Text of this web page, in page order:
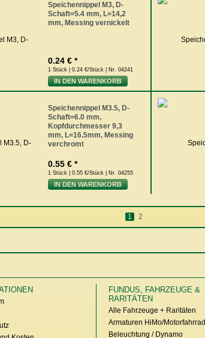
Speichennippel M3, D-
Schaft=5.4 mm, L=14,2
mm, Messing vernickelt
0.24 € *
1 Stück | 0.24 €/Stück | Nr. 04241
IN DEN WARENKORB
Speichennippel M3.5, D-
Schaft=6.0 mm,
Kopfdurchmesser 9,3
mm, L=16.5mm, Messing
verchromt
0.55 € *
1 Stück | 0.55 €/Stück | Nr. 04255
IN DEN WARENKORB
1 2
FUNDUS, FAHRZEUGE &
RARITÄTEN
Alle Fahrzeuge + Raritäten
Armaturen HiMo/Motorfahrrad
Beleuchtung / Dynamo